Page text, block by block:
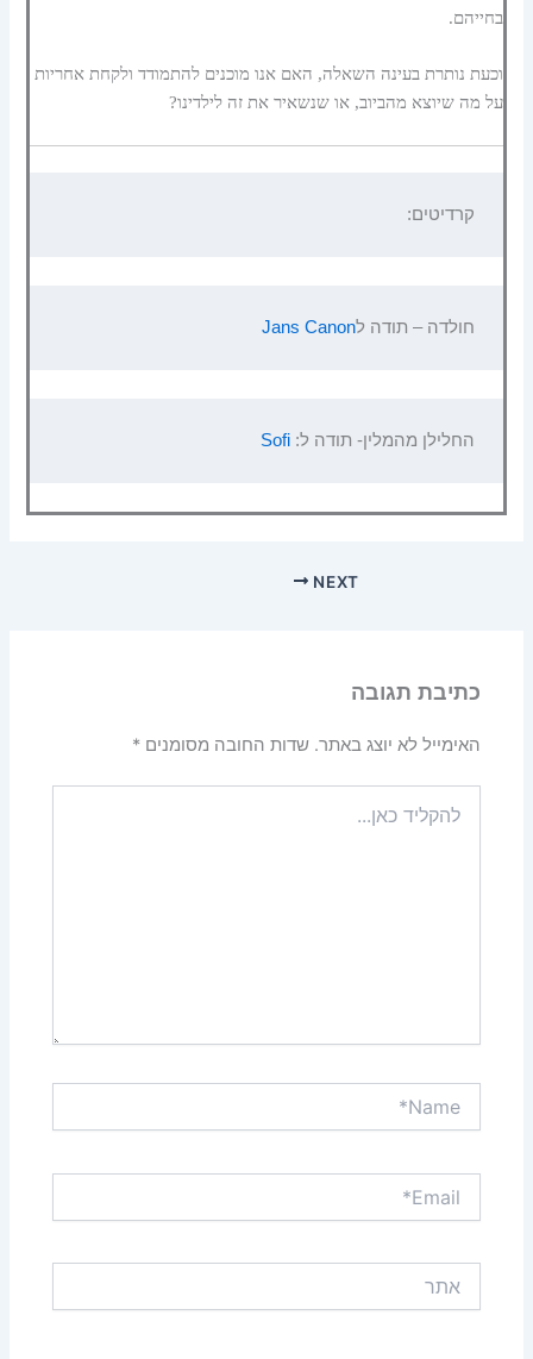
בחייהם.
וכעת נותרת בעינה השאלה, האם אנו מוכנים להתמודד ולקחת אחריות
על מה שיוצא מהביוב, או שנשאיר את זה לילדינו?
קרדיטים:
חולדה – תודה לJans Canon
החלילן מהמלין- תודה ל: Sofi
NEXT
כתיבת תגובה
האימייל לא יוצג באתר. שדות החובה מסומנים*
כאן...